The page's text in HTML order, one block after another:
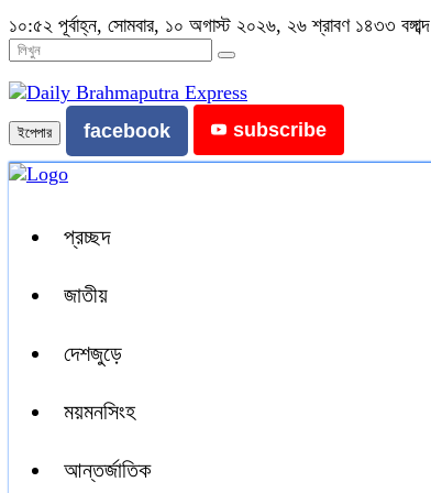
১০:৫২ পূর্বাহ্ন, সোমবার, ১০ অগাস্ট ২০২৬, ২৬ শ্রাবণ ১৪৩৩ বঙ্গাব্দ
ইপেপার facebook subscribe
প্রচ্ছদ
জাতীয়
দেশজুড়ে
ময়মনসিংহ
আন্তর্জাতিক